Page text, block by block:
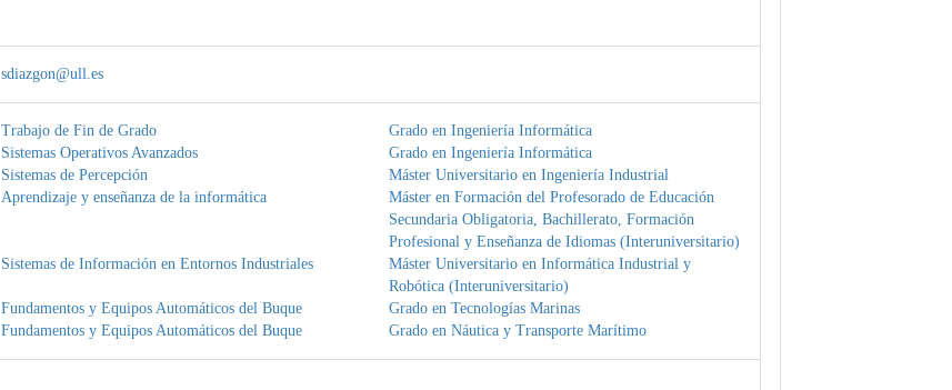
sdiazgon@ull.es
Trabajo de Fin de Grado
Grado en Ingeniería Informática
Sistemas Operativos Avanzados
Grado en Ingeniería Informática
Sistemas de Percepción
Máster Universitario en Ingeniería Industrial
Aprendizaje y enseñanza de la informática
Máster en Formación del Profesorado de Educación
Secundaria Obligatoria, Bachillerato, Formación
Profesional y Enseñanza de Idiomas (Interuniversitario)
Sistemas de Información en Entornos Industriales
Máster Universitario en Informática Industrial y
Robótica (Interuniversitario)
Fundamentos y Equipos Automáticos del Buque
Grado en Tecnologías Marinas
Fundamentos y Equipos Automáticos del Buque
Grado en Náutica y Transporte Marítimo